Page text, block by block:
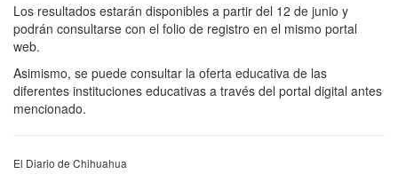
Los resultados estarán disponibles a partir del 12 de junio y
podrán consultarse con el folio de registro en el mismo portal
web.
Asimismo, se puede consultar la oferta educativa de las
diferentes instituciones educativas a través del portal digital antes
mencionado.
El Diario de Chihuahua